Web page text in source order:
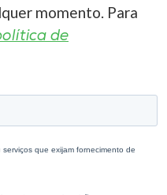
momento. Para
de